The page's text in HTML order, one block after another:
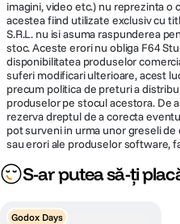
imagini, video etc.) nu reprezinta o
acestea fiind utilizate exclusiv cu
S.R.L. nu isi asuma raspunderea
stoc. Aceste erori nu obliga F64
disponibilitatea produselor
suferi modificari ulterioare, acest
precum politica de preturi a
produselor pe stocul acestora. De
rezerva dreptul de a corecta
pot surveni in urma unor greseli
sau erori ale produselor software,
S-ar putea să-ți
Godox Days